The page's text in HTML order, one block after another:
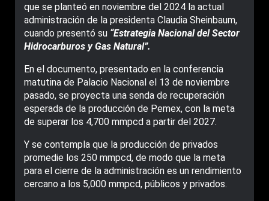
que se planteó en noviembre del 2024 la actual
administración de la presidenta Claudia Sheinbaum,
cuando presentó su “Estrategia Nacional del Sector
Hidrocarburos y Gas Natural”.
En el documento, presentado en la conferencia
matutina de Palacio Nacional el 13 de noviembre
pasado, se proyecta una senda de recuperación
esperada de la producción de Pemex, con la meta
de superar los 4,700 mmpcd a partir del 2027.
Y se contempla que la producción de privados
promedie los 250 mmpcd, de modo que la meta
para el cierre de la administración es un rendimiento
cercano a los 5,000 mmpcd, públicos y privados.